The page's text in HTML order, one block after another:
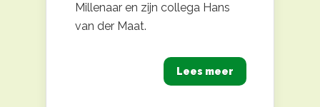
Millenaar en zijn collega Hans
van der Maat.
Lees meer